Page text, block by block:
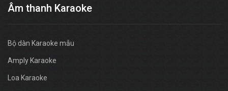
Âm thanh Karaoke
Bộ dàn Karaoke mẫu
Amply Karaoke
Loa Karaoke